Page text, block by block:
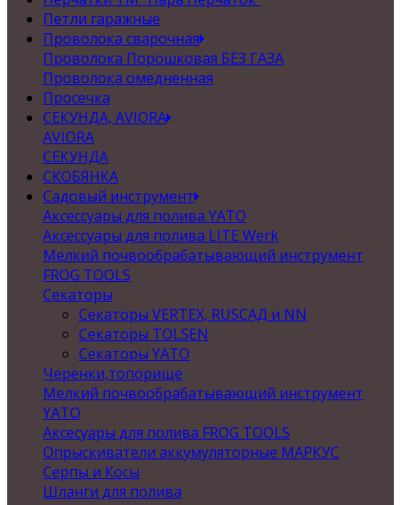
Петли гаражные
Проволока сварочная
Проволока Порошковая БЕЗ ГАЗА
Проволока омедненная
Просечка
СЕКУНДА, AVIORA
AVIORA
СЕКУНДА
СКОБЯНКА
Садовый инструмент
Аксессуары для полива YATO
Аксессуары для полива LITE Werk
Мелкий почвообрабатывающий инструмент
FROG TOOLS
Секаторы
Секаторы VERTEX, RUSСАД и NN
Секаторы TOLSEN
Секаторы YATO
Черенки,топорище
Мелкий почвообрабатывающий инструмент
YATO
Аксесуары для полива FROG TOOLS
Опрыскиватели аккумуляторные МАРКУС
Серпы и Косы
Шланги для полива